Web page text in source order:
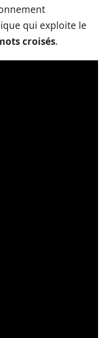
qui exploite le
croisés.